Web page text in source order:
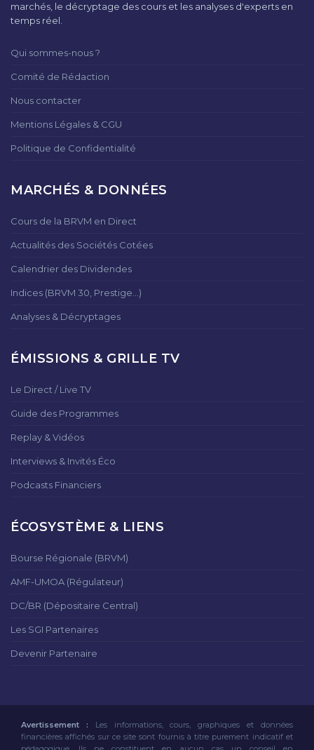
marchés, le décryptage des cours et les analyses d'experts en
temps réel.
Qui sommes-nous ?
Comité de Rédaction
Nous contacter
Mentions Légales & CGU
Politique de Confidentialité
MARCHÉS & DONNÉES
Cours de la BRVM en Direct
Actualités des Sociétés Cotées
Calendrier des Dividendes
Indices (BRVM 30, Prestige...)
Analyses & Décryptages
ÉMISSIONS & GRILLE TV
Le Direct / Live TV
Guide des Programmes
Replay & Vidéos
Interviews & Invités Éco
Podcasts Financiers
ÉCOSYSTÈME & LIENS
Bourse Régionale (BRVM)
AMF-UMOA (Régulateur)
DC/BR (Dépositaire Central)
Les SGI Partenaires
Devenir Partenaire
Avertissement : Les informations, cours, graphiques et données
financières affichés sur ce site sont fournis à titre purement indicatif et